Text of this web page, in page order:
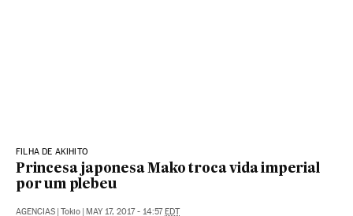
FILHA DE AKIHITO
Princesa japonesa Mako troca vida imperial
por um plebeu
AGENCIAS | Tokio | MAY 17, 2017 - 14:57EDT